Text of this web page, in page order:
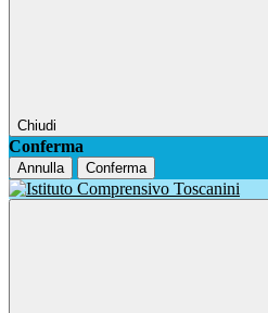
Chiudi
Conferma
Annulla Conferma